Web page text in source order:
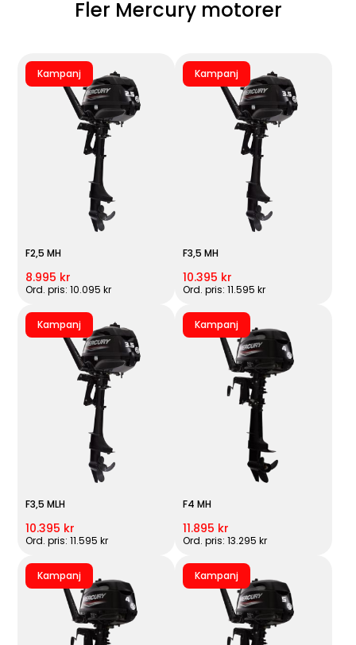
Fler Mercury motorer
Kampanj
F2,5 MH
8.995 kr
Ord. pris: 10.095 kr
Kampanj
F3,5 MH
10.395 kr
Ord. pris: 11.595 kr
Kampanj
F3,5 MLH
10.395 kr
Ord. pris: 11.595 kr
Kampanj
F4 MH
11.895 kr
Ord. pris: 13.295 kr
Kampanj Kampanj